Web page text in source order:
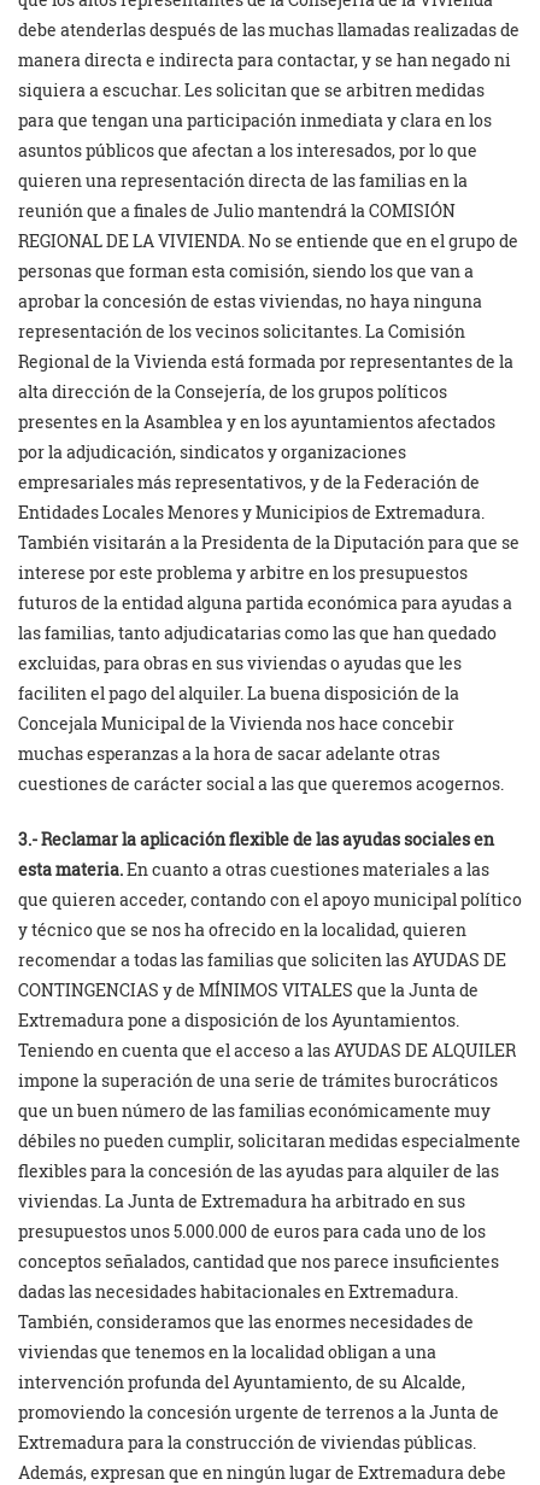
debe atenderlas después de las muchas llamadas realizadas de
manera directa e indirecta para contactar, y se han negado ni
siquiera a escuchar. Les solicitan que se arbitren medidas
para que tengan una participación inmediata y clara en los
asuntos públicos que afectan a los interesados, por lo que
quieren una representación directa de las familias en la
reunión que a finales de Julio mantendrá la COMISIÓN
REGIONAL DE LA VIVIENDA. No se entiende que en el grupo de
personas que forman esta comisión, siendo los que van a
aprobar la concesión de estas viviendas, no haya ninguna
representación de los vecinos solicitantes. La Comisión
Regional de la Vivienda está formada por representantes de la
alta dirección de la Consejería, de los grupos políticos
presentes en la Asamblea y en los ayuntamientos afectados
por la adjudicación, sindicatos y organizaciones
empresariales más representativos, y de la Federación de
Entidades Locales Menores y Municipios de Extremadura.
También visitarán a la Presidenta de la Diputación para que se
interese por este problema y arbitre en los presupuestos
futuros de la entidad alguna partida económica para ayudas a
las familias, tanto adjudicatarias como las que han quedado
excluidas, para obras en sus viviendas o ayudas que les
faciliten el pago del alquiler. La buena disposición de la
Concejala Municipal de la Vivienda nos hace concebir
muchas esperanzas a la hora de sacar adelante otras
cuestiones de carácter social a las que queremos acogernos.
3.- Reclamar la aplicación flexible de las ayudas sociales en
esta materia.En cuanto a otras cuestiones materiales a las
que quieren acceder, contando con el apoyo municipal político
y técnico que se nos ha ofrecido en la localidad, quieren
recomendar a todas las familias que soliciten las AYUDAS DE
CONTINGENCIAS y de MÍNIMOS VITALES que la Junta de
Extremadura pone a disposición de los Ayuntamientos.
Teniendo en cuenta que el acceso a las AYUDAS DE ALQUILER
impone la superación de una serie de trámites burocráticos
que un buen número de las familias económicamente muy
débiles no pueden cumplir, solicitaran medidas especialmente
flexibles para la concesión de las ayudas para alquiler de las
viviendas. La Junta de Extremadura ha arbitrado en sus
presupuestos unos 5.000.000 de euros para cada uno de los
conceptos señalados, cantidad que nos parece insuficientes
dadas las necesidades habitacionales en Extremadura.
También, consideramos que las enormes necesidades de
viviendas que tenemos en la localidad obligan a una
intervención profunda del Ayuntamiento, de su Alcalde,
promoviendo la concesión urgente de terrenos a la Junta de
Extremadura para la construcción de viviendas públicas.
Además, expresan que en ningún lugar de Extremadura debe